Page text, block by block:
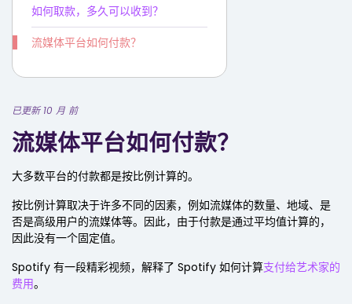
如何取款，多久可以收到？
流媒体平台如何付款？
已更新 10 月 前
流媒体平台如何付款？
大多数平台的付款都是按比例计算的。
按比例计算取决于许多不同的因素，例如流媒体的数量、地域、是
否是高级用户的流媒体等。因此，由于付款是通过平均值计算的，
因此没有一个固定值。
Spotify 有一段精彩视频，解释了 Spotify 如何计算支付给艺术家的
费用。